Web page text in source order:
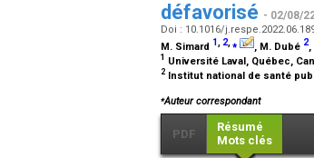
défavorisé - 02/08/
Doi : 10.1016/
M. Simard 1, 2,⁎ , M. Dubé 2,
1 Université Laval, Québec,
2 Institut national de santé
⁎Auteur correspondant
PDF
Résumé
Mots clés